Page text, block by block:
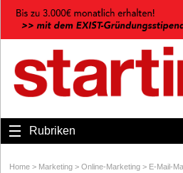
Rubriken
Home > Marketing > Online-Marketing > E-Mail-